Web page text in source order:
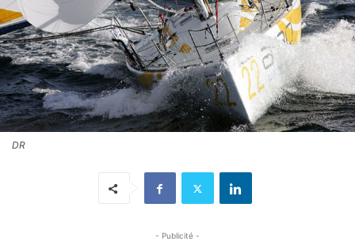
DR
- Publicité -